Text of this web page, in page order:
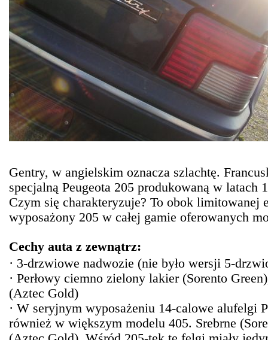
Gentry, w angielskim oznacza szlachtę.
specjalną Peugeota 205 produkowaną w latach
Czym się charakteryzuje? To obok
wyposażony 205 w całej gamie oferowanych
Cechy auta z zewnątrz:
· 3-drzwiowe nadwozie (nie było wersji 5-
· Perłowy ciemno zielony lakier (Sorento
(Aztec Gold)
· W seryjnym wyposażeniu 14-calowe alufelgi
również w większym modelu 405. Srebrne